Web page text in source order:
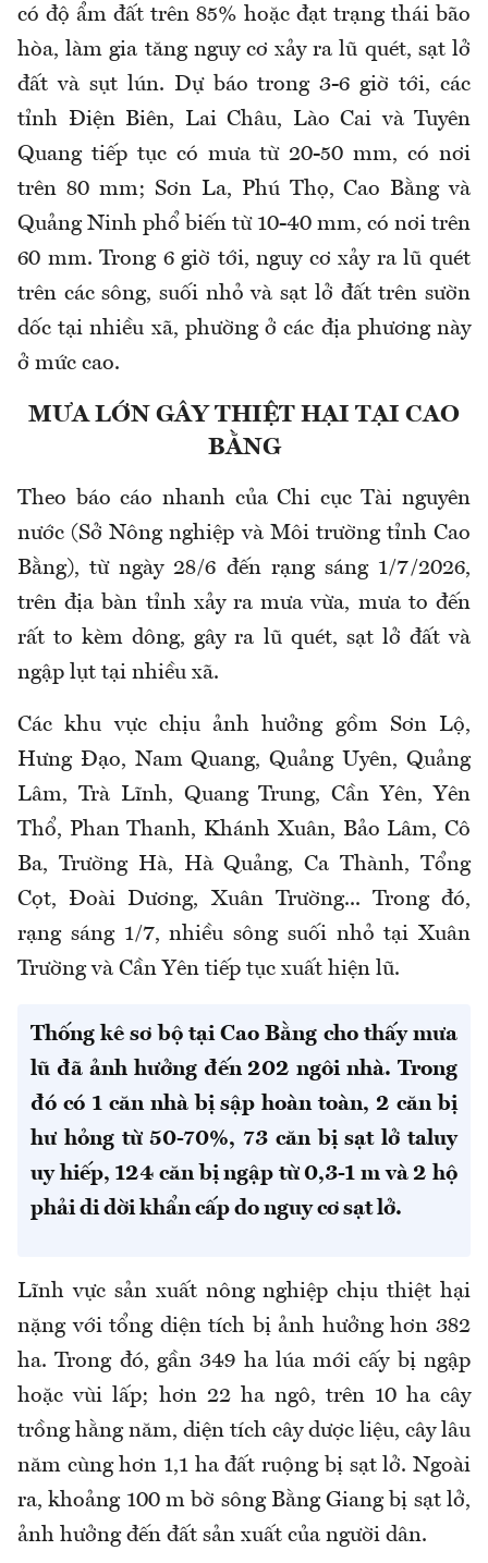
có độ ẩm đất trên 85% hoặc đạt trạng thái bão
hòa, làm gia tăng nguy cơ xảy ra lũ quét, sạt lở
đất và sụt lún. Dự báo trong 3-6 giờ tới, các
tỉnh Điện Biên, Lai Châu, Lào Cai và Tuyên
Quang tiếp tục có mưa từ 20-50 mm, có nơi
trên 80 mm; Sơn La, Phú Thọ, Cao Bằng và
Quảng Ninh phổ biến từ 10-40 mm, có nơi trên
60 mm. Trong 6 giờ tới, nguy cơ xảy ra lũ quét
trên các sông, suối nhỏ và sạt lở đất trên sườn
dốc tại nhiều xã, phường ở các địa phương này
ở mức cao.
MƯA LỚN GÂY THIỆT HẠI TẠI CAO
BẰNG
Theo báo cáo nhanh của Chi cục Tài nguyên
nước (Sở Nông nghiệp và Môi trường tỉnh Cao
Bằng), từ ngày 28/6 đến rạng sáng 1/7/2026,
trên địa bàn tỉnh xảy ra mưa vừa, mưa to đến
rất to kèm dông, gây ra lũ quét, sạt lở đất và
ngập lụt tại nhiều xã.
Các khu vực chịu ảnh hưởng gồm Sơn Lộ,
Hưng Đạo, Nam Quang, Quảng Uyên, Quảng
Lâm, Trà Lĩnh, Quang Trung, Cần Yên, Yên
Thổ, Phan Thanh, Khánh Xuân, Bảo Lâm, Cô
Ba, Trường Hà, Hà Quảng, Ca Thành, Tổng
Cọt, Đoài Dương, Xuân Trường... Trong đó,
rạng sáng 1/7, nhiều sông suối nhỏ tại Xuân
Trường và Cần Yên tiếp tục xuất hiện lũ.
Thống kê sơ bộ tại Cao Bằng cho thấy mưa
lũ đã ảnh hưởng đến 202 ngôi nhà. Trong
đó có 1 căn nhà bị sập hoàn toàn, 2 căn bị
hư hỏng từ 50-70%, 73 căn bị sạt lở taluy
uy hiếp, 124 căn bị ngập từ 0,3-1 m và 2 hộ
phải di dời khẩn cấp do nguy cơ sạt lở.
Lĩnh vực sản xuất nông nghiệp chịu thiệt hại
nặng với tổng diện tích bị ảnh hưởng hơn 382
ha. Trong đó, gần 349 ha lúa mới cấy bị ngập
hoặc vùi lấp; hơn 22 ha ngô, trên 10 ha cây
trồng hằng năm, diện tích cây dược liệu, cây lâu
năm cùng hơn 1,1 ha đất ruộng bị sạt lở. Ngoài
ra, khoảng 100 m bờ sông Bằng Giang bị sạt lở,
ảnh hưởng đến đất sản xuất của người dân.